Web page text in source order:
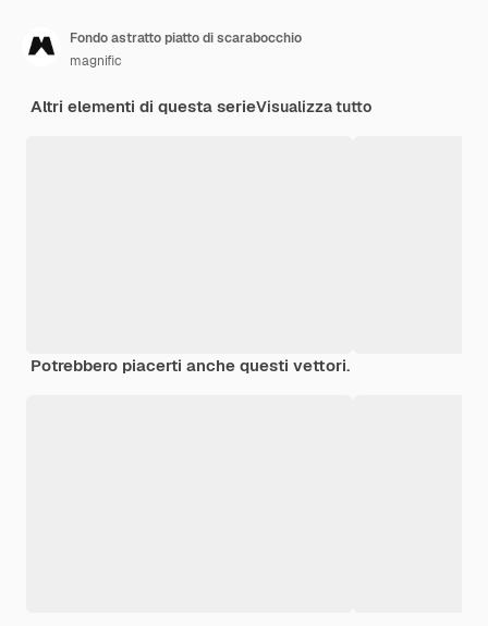
Fondo astratto piatto di scarabocchio
magnific
Altri elementi di questa serieVisualizza tutto
Potrebbero piacerti anche questi vettori.